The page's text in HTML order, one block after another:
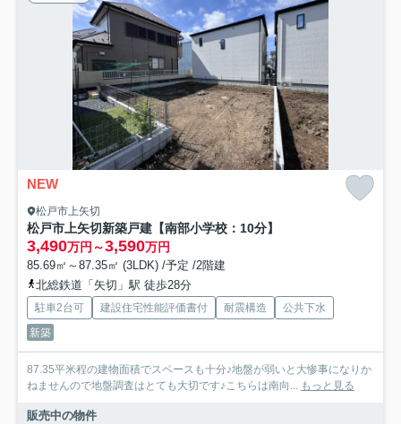
NEW
松戸市上矢切
松戸市上矢切新築戸建【南部小学校：10分】
3,490万円～3,590万円
85.69㎡～87.35㎡ (3LDK) /予定 /2階建
北総鉄道「矢切」駅 徒歩28分
駐車2台可 建設住宅性能評価書付 耐震構造
公共下水
新築
87.35平米程の建物面積でスペースも十分♪地盤が弱いと大惨事になりか
ねませんので地盤調査はとても大切です♪こちらは南向... もっと見る
販売中の物件